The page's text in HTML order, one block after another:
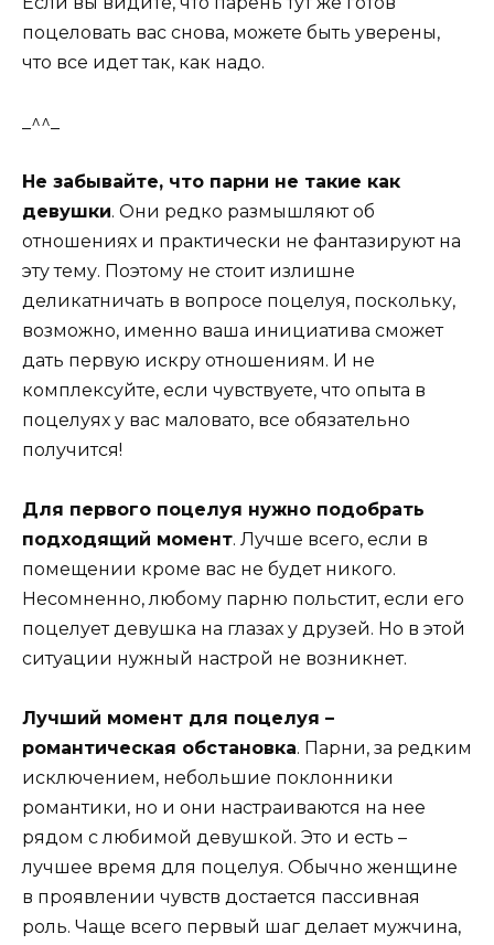
поцеловать вас снова, можете быть уверены,
что все идет так, как надо.
_^^_
Не забывайте, что парни не такие как
девушки. Они редко размышляют об
отношениях и практически не фантазируют на
эту тему. Поэтому не стоит излишне
деликатничать в вопросе поцелуя, поскольку,
возможно, именно ваша инициатива сможет
дать первую искру отношениям. И не
комплексуйте, если чувствуете, что опыта в
поцелуях у вас маловато, все обязательно
получится!
Для первого поцелуя нужно подобрать
подходящий момент. Лучше всего, если в
помещении кроме вас не будет никого.
Несомненно, любому парню польстит, если его
поцелует девушка на глазах у друзей. Но в этой
ситуации нужный настрой не возникнет.
Лучший момент для поцелуя –
романтическая обстановка. Парни, за редким
исключением, небольшие поклонники
романтики, но и они настраиваются на нее
рядом с любимой девушкой. Это и есть –
лучшее время для поцелуя. Обычно женщине
в проявлении чувств достается пассивная
роль. Чаще всего первый шаг делает мужчина,